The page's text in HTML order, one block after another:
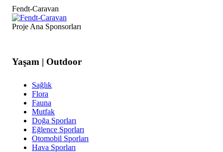
Fendt-Caravan
Proje Ana Sponsorları
Yaşam | Outdoor
Sağlık
Flora
Fauna
Mutfak
Doğa Sporları
Eğlence Sporları
Otomobil Sporları
Hava Sporları